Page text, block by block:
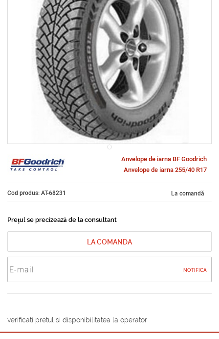
Anvelope de iarna BF Goodrich
Anvelope de iarna 255/40 R17
Cod produs: AT-68231 La comandă
Prețul se precizează de la consultant
LA COMANDA
NOTIFICA
verificati pretul si disponibilitatea la operator